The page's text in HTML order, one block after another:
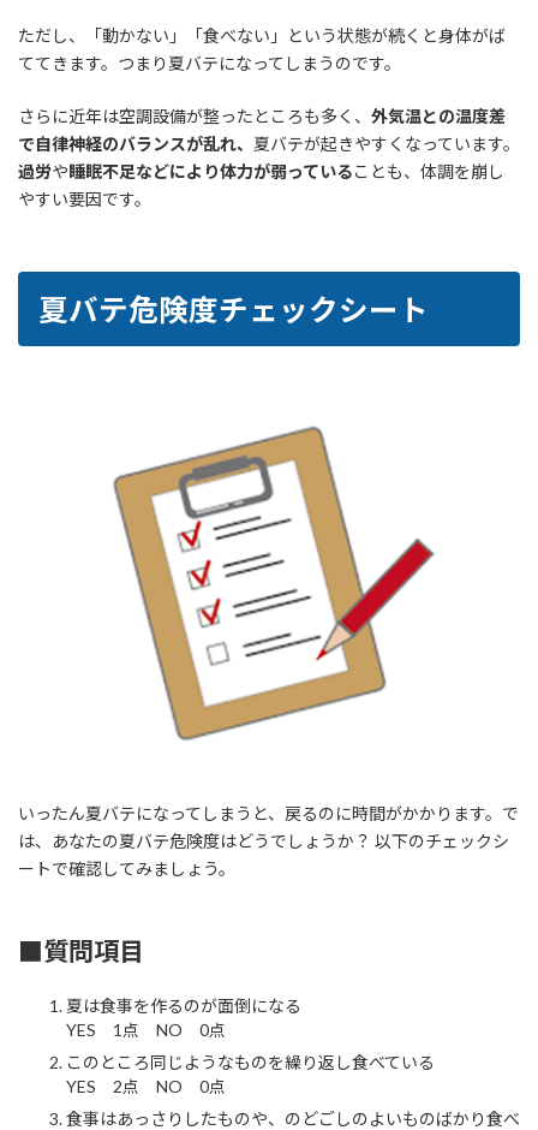
ただし、「動かない」「食べない」という状態が続くと身体がば
ててきます。つまり夏バテになってしまうのです。
さらに近年は空調設備が整ったところも多く、 外気温との温度差
で自律神経のバランスが乱れ、 夏バテが起きやすくなっています。
過労や睡眠不足などにより体力が弱っていることも、体調を崩し
やすい要因です。
夏バテ危険度チェックシート
いったん夏バテになってしまうと、戻るのに時間がかかります。で
は、あなたの夏バテ危険度はどうでしょうか？ 以下のチェックシ
ートで確認してみましょう。
■質問項目
夏は食事を作るのが面倒になる
YES 1点 NO 0点
このところ同じようなものを繰り返し食べている
YES 2点 NO 0点
食事はあっさりしたものや、のどごしのよいものばかり食べ